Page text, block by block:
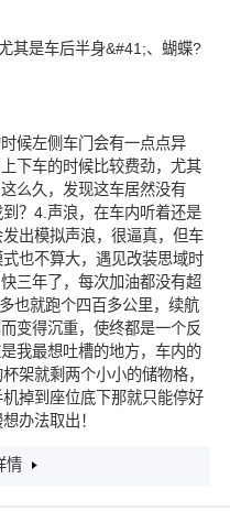
其是车后半身&#41;、蝴蝶?
候左侧车门会有一点点异
下车的时候比较费劲，尤其
么久，发现这车居然没有
？4.声浪，在车内听着还是
出模拟声浪，很逼真，但车
也不算大，遇见改装思域时
三年了，每次加油都没有超
也就跑个四百多公里，续航
变得沉重，使终都是一个反
我最想吐槽的地方，车内的
架就剩两个小小的储物格，
掉到座位底下那就只能停好
办法取出！
情